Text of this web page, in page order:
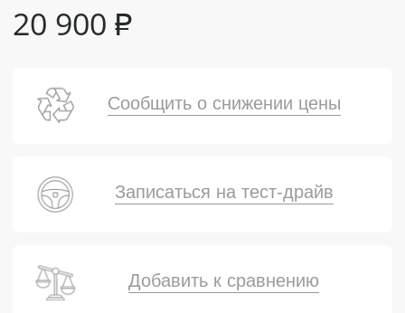
20 900 ₽
Добавить к сравнению
Сообщить о снижении цены
Записаться на тест-драйв